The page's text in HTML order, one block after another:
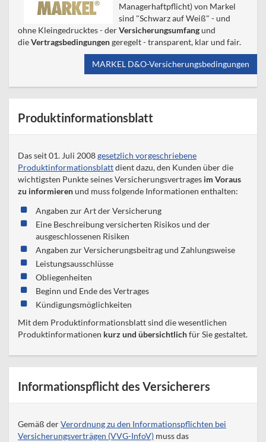
Managerhaftpflicht) von Markel
sind "Schwarz auf Weiß" - und
ohne Kleingedrucktes - derVersicherungsumfangund
dieVertragsbedingungengeregelt - transparent, klar und fair.
MARKEL D&O-Versicherungsbedingungen
Produktinformationsblatt
Das seit 01. Juli 2008gesetzlich vorgeschriebene
Produktinformationsblattdient dazu, den Kunden über die
wichtigsten Punkte seines Versicherungsvertrages im Voraus
zu informierenund muss folgende Informationen enthalten:
Angaben zur Art der Versicherung
Eine Beschreibung versicherten Risikos und der
ausgeschlossenen Risiken
Angaben zur Versicherungsbeitrag und Zahlungsweise
Leistungsausschlüsse
Obliegenheiten
Beginn und Ende des Vertrages
Kündigungsmöglichkeiten
Mit dem Produktinformationsblatt sind die wesentlichen
Produktinformationen kurz und übersichtlichfür Sie gestaltet.
Informationspflicht des Versicherers
Gemäß derVerordnung zu den Informationspflichten bei
Versicherungsverträgen (VVG-InfoV) muss das